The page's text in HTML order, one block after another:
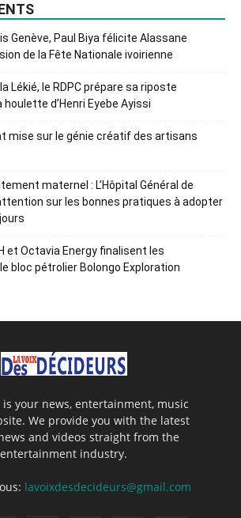
Genève, Paul Biya félicite Alassane
de la Fête Nationale ivoirienne
Lékié, le RDPC prépare sa riposte
d’Henri Eyebe Ayissi
mise sur le génie créatif des artisans
maternel : L’Hôpital Général de
sur les bonnes pratiques à adopter
et Octavia Energy finalisent les
bloc pétrolier Bolongo Exploration
your news, entertainment, music
We provide you with the latest
and videos straight from the
entertainment industry.
lavoixdesdecideurs@gmail.com